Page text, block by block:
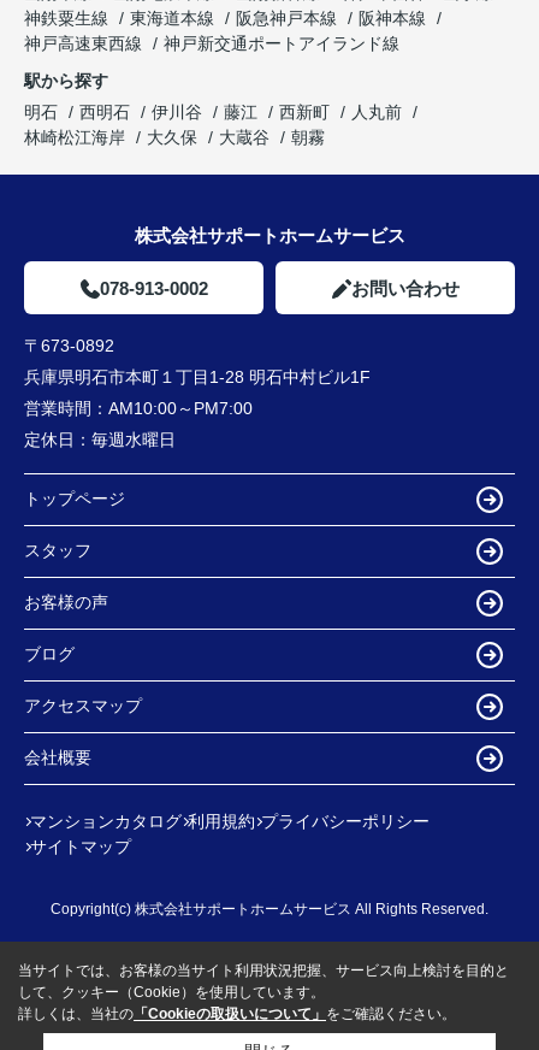
神鉄粟生線
東海道本線 阪急神戸本線
阪神本線
神戸高速東西線
神戸新交通ポートアイランド線
駅から探す
明石
西明石 伊川谷 藤江 西新町
人丸前
林崎松江海岸
大久保 大蔵谷 朝霧
株式会社サポートホームサービス
078-913-0002 お問い合わせ
〒673-0892
兵庫県明石市本町１丁目1-28 明石中村ビル1F
営業時間： AM10:00～PM7:00
定休日： 毎週水曜日
トップページ
スタッフ
お客様の声
ブログ
アクセスマップ
会社概要
マンションカタログ 利用規約 プライバシーポリシー
サイトマップ
Copyright(c) 株式会社サポートホームサービス All Rights Reserved.
当サイトでは、お客様の当サイト利用状況把握、サービス向上検討を目的と
して、クッキー（Cookie）を使用しています。
詳しくは、当社の 「Cookieの取扱いについて」 をご確認ください。